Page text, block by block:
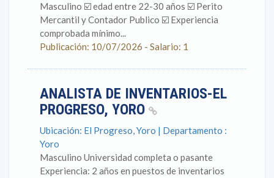
Masculino ☑️ edad entre 22-30 años ☑️ Perito
Mercantil y Contador Publico ☑️ Experiencia
comprobada mínimo...
Publicación: 10/07/2026 - Salario: 1
ANALISTA DE INVENTARIOS-EL
PROGRESO, YORO
Ubicación: El Progreso, Yoro | Departamento :
Yoro
Masculino Universidad completa o pasante
Experiencia: 2 años en puestos de inventarios